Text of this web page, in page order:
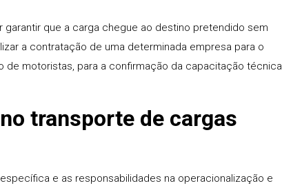
que a carga chegue ao destino pretendido sem
a contratação de uma determinada empresa para o
motoristas, para a confirmação da capacitação técnica
transporte de cargas
e as responsabilidades na operacionalização e